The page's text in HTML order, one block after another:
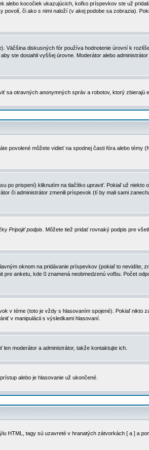
kocočiek ukazujúcich, koľko príspevkov ste už
či ako s nimi naloží (v akej podobe sa zobrazia).
Väčšina diskusných fór používa hodnotenie úrovní k
ste dosiahli vyššej úrovne. Moderátor alebo
sa otravných anonymných správ a robotov, ktorý zbierajú
povolené môžete vidieť na spodnej časti fóra alebo témy
po prispení) kliknutím na tlačítko upraviť. Pokiaľ už niekto
či administrátor zmenili príspevok (tí by mali sami
Pripojiť podpis . Môžete tiež pridať rovnaký podpis pre
oknom na pridávanie príspevkov (pokiaľ to nevidíte,
pre anketu, kde 0 znamená neobmedzenú voľbu. Počet
v téme (toto je vždy s hlasovaním spojené). Pokiaľ nikto
v manipulácii s výsledkami hlasovaní.
moderátor a administrátor, takže kontaktujte ich.
alebo je hlasovanie už ukončené.
HTML, tagy sú uzavreté v hranatých zátvorkách [ a ] a